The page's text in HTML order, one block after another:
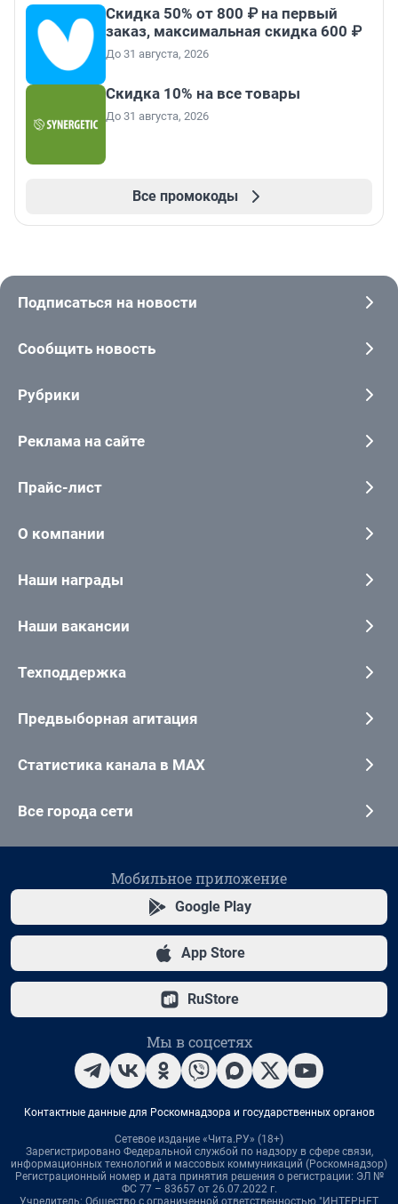
Скидка 50% от 800 ₽ на первый
заказ, максимальная скидка 600 ₽
До 31 августа, 2026
Скидка 10% на все товары
До 31 августа, 2026
Все промокоды
Подписаться на новости
Сообщить новость
Рубрики
Реклама на сайте
Прайс-лист
О компании
Наши награды
Наши вакансии
Техподдержка
Предвыборная агитация
Статистика канала в MAX
Все города сети
Мобильное приложение
Google Play
App Store
RuStore
Мы в соцсетях
Контактные данные для Роскомнадзора и государственных органов
Сетевое издание «Чита.РУ» (18+)
Зарегистрировано Федеральной службой по надзору в сфере связи,
информационных технологий и массовых коммуникаций (Роскомнадзор)
Регистрационный номер и дата принятия решения о регистрации: ЭЛ №
ФС 77 – 83657 от 26.07.2022 г.